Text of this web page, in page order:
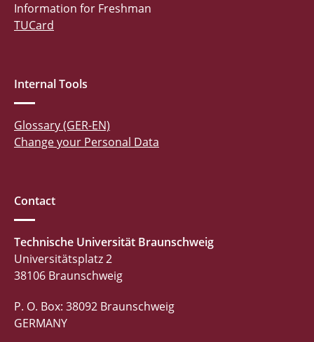
Information for Freshman
TUCard
Internal Tools
Glossary (GER-EN)
Change your Personal Data
Contact
Technische Universität Braunschweig
Universitätsplatz 2
38106 Braunschweig
P. O. Box: 38092 Braunschweig
GERMANY